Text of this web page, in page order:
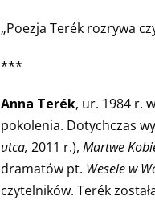
„Poezja Terék rozrywa
***
Anna Terék, ur. 1984 r.
pokolenia. Dotychczas
utca, 2011 r.), Martwe
dramatów pt. Wesele w
czytelników. Terék